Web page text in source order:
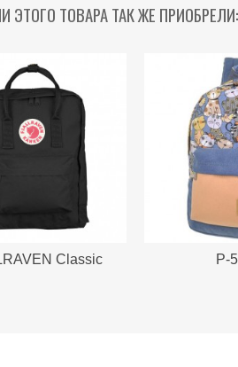
ЭТОГО ТОВАРА ТАК ЖЕ ПРИОБРЕЛИ:
Classic Р-